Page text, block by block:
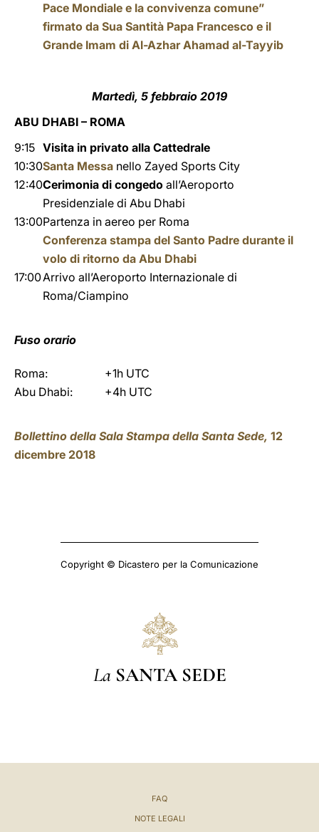
Pace Mondiale e la convivenza comune”
firmato da Sua Santità Papa Francesco e il
Grande Imam di Al-Azhar Ahamad al-Tayyib
Martedì, 5 febbraio 2019
ABU DHABI – ROMA
9:15 Visita in privato alla Cattedrale
10:30Santa Messa nello Zayed Sports City
12:40Cerimonia di congedo all’Aeroporto
Presidenziale di Abu Dhabi
13:00Partenza in aereo per Roma
Conferenza stampa del Santo Padre durante il
volo di ritorno da Abu Dhabi
17:00Arrivo all’Aeroporto Internazionale di
Roma/Ciampino
Fuso orario
Roma:
+1h UTC
Abu Dhabi:
+4h UTC
Bollettino della Sala Stampa della Santa Sede, 12
dicembre 2018
Copyright © Dicastero per la Comunicazione
La SANTA SEDE
FAQ
NOTE LEGALI